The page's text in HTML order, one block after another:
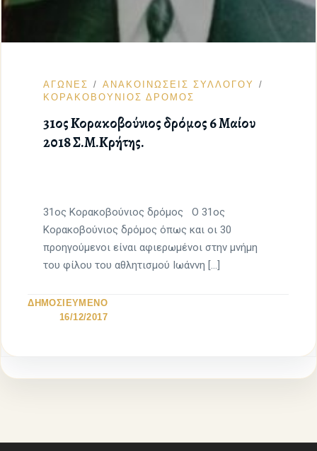
ΑΓΩΝΕΣ
ΑΝΑΚΟΙΝΩΣΕΙΣ ΣΥΛΛΟΓΟΥ
ΚΟΡΑΚΟΒΟΥΝΙΟΣ ΔΡΟΜΟΣ
31ος Κορακοβούνιος δρόμος 6 Μαίου
2018 Σ.Μ.Κρήτης.
31ος Κορακοβούνιος δρόμος Ο 31ος
Κορακοβούνιος δρόμος όπως και οι 30
προηγούμενοι είναι αφιερωμένοι στην μνήμη
του φίλου του αθλητισμού Ιωάννη […]
ΔΗΜΟΣΙΕΥΜΕΝΟ
16/12/2017